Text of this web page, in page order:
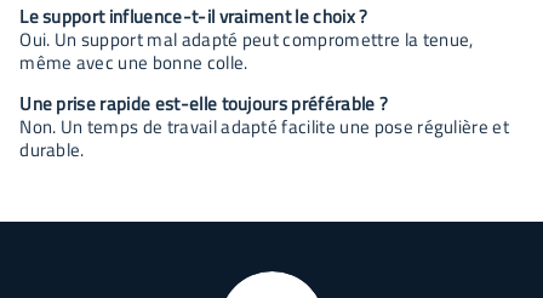
Le support influence-t-il vraiment le choix ?
Oui. Un support mal adapté peut compromettre la tenue,
même avec une bonne colle.
Une prise rapide est-elle toujours préférable ?
Non. Un temps de travail adapté facilite une pose régulière et
durable.